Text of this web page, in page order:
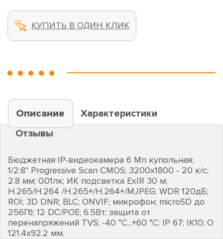
КУПИТЬ В ОДИН КЛИК
Описание
Характеристики
Отзывы
Бюджетная IP-видеокамера 6 Мп купольная;
1/2.8" Progressive Scan CMOS; 3200х1800 - 20 к/с;
2.8 мм; 0.01лк; ИК подсветка EхIR 30 м;
H.265/H.264 /H.265+/H.264+/MJPEG; WDR 120дБ;
ROI; 3D DNR; BLC; ONVIF; микрофон; microSD до
256Гб; 12 DC/POE; 6.5Вт; защита от
перенапряжений TVS; -40 °C...+60 °C; IP 67; IK10; O
121.4х92.2 мм.